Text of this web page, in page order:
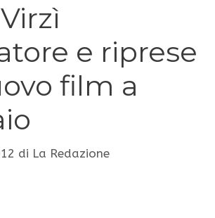
e riprese
film a
di La Redazione